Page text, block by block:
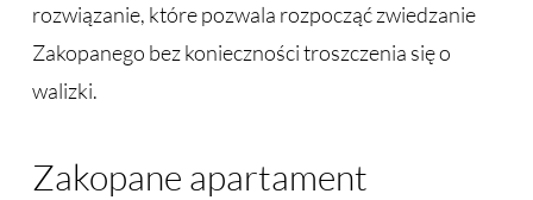
rozwiązanie, które pozwala rozpocząć zwiedzanie
Zakopanego bez konieczności troszczenia się o
walizki.
Zakopane apartament